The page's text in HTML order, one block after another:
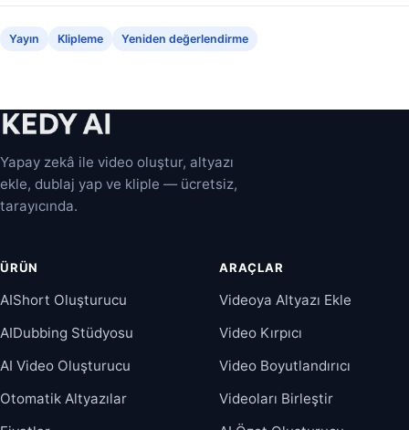
Yayın Klipleme Yeniden değerlendirme
Yapay zekâ ile video oluştur, altyazı
ekle, dublaj yap ve kliple — ücretsiz,
tarayıcında.
ÜRÜN
AIShort Oluşturucu
AIDubbing Stüdyosu
AI Video Oluşturucu
Otomatik Altyazılar
ARAÇLAR
Videoya Altyazı Ekle
Video Kırpıcı
Video Boyutlandırıcı
Videoları Birleştir